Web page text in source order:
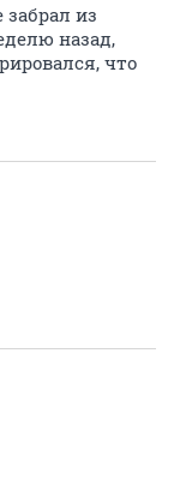
из
назад,
что